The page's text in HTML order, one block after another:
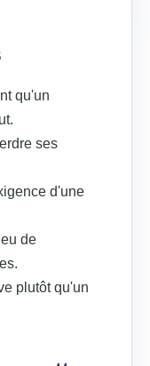
qu'un
ses
d'une
de
plutôt qu'un